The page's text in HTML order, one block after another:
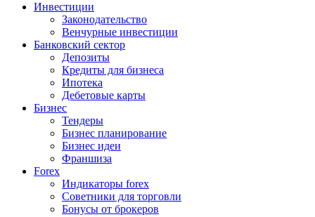
Инвестиции
Законодательство
Венчурные инвестиции
Банковский сектор
Депозиты
Кредиты для бизнеса
Ипотека
Дебетовые карты
Бизнес
Тендеры
Бизнес планирование
Бизнес идеи
Франшиза
Forex
Индикаторы forex
Советники для торговли
Бонусы от брокеров